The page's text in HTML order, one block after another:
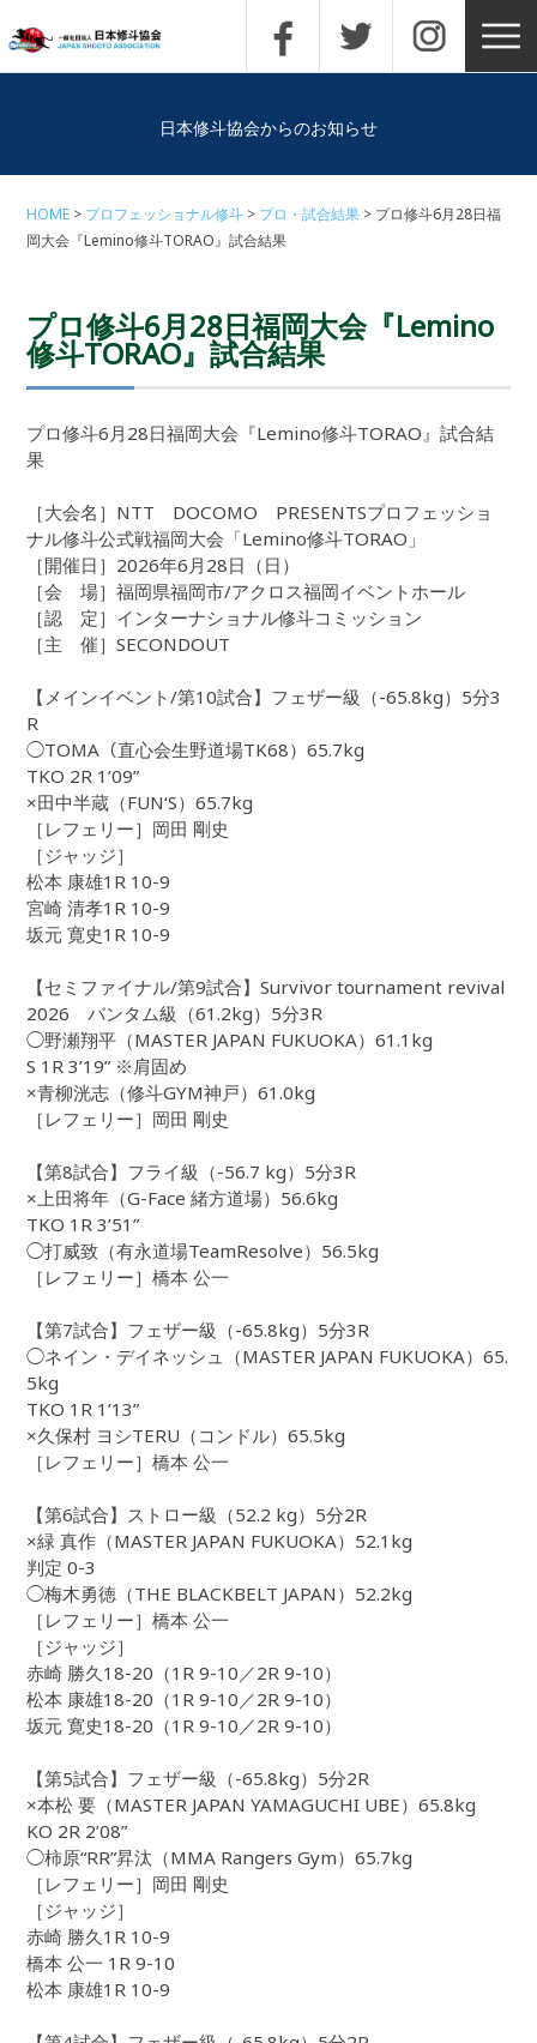
日本修斗協会からのお知らせ
HOME プロフェッショナル修斗 プロ・試合結果
プロ修斗6月28日福
岡大会『Lemino修斗TORAO』試合結果
プロ修斗6月28日福岡大会『Lemino
修斗TORAO』試合結果
プロ修斗6月28日福岡大会『Lemino修斗TORAO』試合結
果
［大会名］NTT DOCOMO PRESENTSプロフェッショ
ナル修斗公式戦福岡大会「Lemino修斗TORAO」
［開催日］2026年6月28日（日）
［会 場］福岡県福岡市/アクロス福岡イベントホール
［認 定］インターナショナル修斗コミッション
［主 催］SECONDOUT
【メインイベント/第10試合】フェザー級（-65.8kg）5分3
R
◯TOMA（直心会生野道場TK68）65.7kg
TKO 2R 1’09”
×田中半蔵（FUN‘S）65.7kg
［レフェリー］岡田 剛史
［ジャッジ］
松本 康雄1R 10-9
宮崎 清孝1R 10-9
坂元 寛史1R 10-9
【セミファイナル/第9試合】Survivor tournament revival
2026 バンタム級（61.2kg）5分3R
◯野瀬翔平（MASTER JAPAN FUKUOKA）61.1kg
S 1R 3’19” ※肩固め
×青柳洸志（修斗GYM神戸）61.0kg
［レフェリー］岡田 剛史
【第8試合】フライ級（-56.7 kg）5分3R
×上田将年（G-Face 緒方道場）56.6kg
TKO 1R 3’51”
◯打威致（有永道場TeamResolve）56.5kg
［レフェリー］橋本 公一
【第7試合】フェザー級（-65.8kg）5分3R
◯ネイン・デイネッシュ（MASTER JAPAN FUKUOKA）65.
5kg
TKO 1R 1’13”
×久保村 ヨシTERU（コンドル）65.5kg
［レフェリー］橋本 公一
【第6試合】ストロー級（52.2 kg）5分2R
×緑 真作（MASTER JAPAN FUKUOKA）52.1kg
判定 0-3
◯梅木勇徳（THE BLACKBELT JAPAN）52.2kg
［レフェリー］橋本 公一
［ジャッジ］
赤崎 勝久18-20（1R 9-10／2R 9-10）
松本 康雄18-20（1R 9-10／2R 9-10）
坂元 寛史18-20（1R 9-10／2R 9-10）
【第5試合】フェザー級（-65.8kg）5分2R
×本松 要（MASTER JAPAN YAMAGUCHI UBE）65.8kg
KO 2R 2’08”
◯柿原“RR”昇汰（MMA Rangers Gym）65.7kg
［レフェリー］岡田 剛史
［ジャッジ］
赤崎 勝久1R 10-9
橋本 公一 1R 9-10
松本 康雄1R 10-9